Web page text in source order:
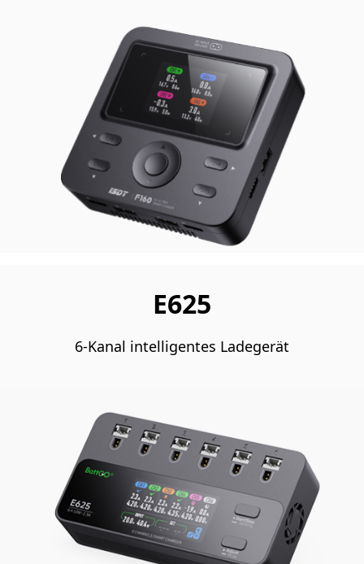
E625
6-Kanal intelligentes Ladegerät